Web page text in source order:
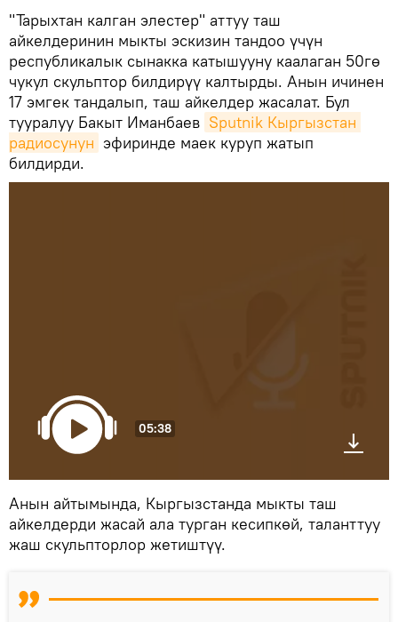
"Тарыхтан калган элестер" аттуу таш
айкелдеринин мыкты эскизин тандоо үчүн
республикалык сынакка катышууну каалаган 50гө
чукул скульптор билдирүү калтырды. Анын ичинен
17 эмгек тандалып, таш айкелдер жасалат. Бул
тууралуу Бакыт Иманбаев Sputnik Кыргызстан
радиосунун эфиринде маек куруп жатып
билдирди.
05:38
Анын айтымында, Кыргызстанда мыкты таш
айкелдерди жасай ала турган кесипкөй, таланттуу
жаш скульпторлор жетиштүү.